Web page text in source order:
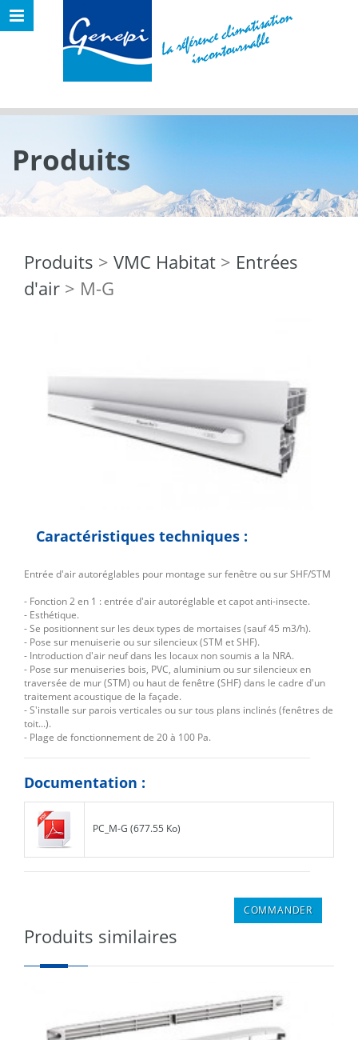
Produits
Produits > VMC Habitat > Entrées
d'air > M-G
Caractéristiques techniques :
Entrée d'air autoréglables pour montage sur fenêtre ou sur SHF/STM
- Fonction 2 en 1 : entrée d'air autoréglable et capot anti-insecte.
- Esthétique.
- Se positionnent sur les deux types de mortaises (sauf 45 m3/h).
- Pose sur menuiserie ou sur silencieux (STM et SHF).
- Introduction d'air neuf dans les locaux non soumis a la NRA.
- Pose sur menuiseries bois, PVC, aluminium ou sur silencieux en
traversée de mur (STM) ou haut de fenêtre (SHF) dans le cadre d'un
traitement acoustique de la façade.
- S'installe sur parois verticales ou sur tous plans inclinés (fenêtres de
toit...).
- Plage de fonctionnement de 20 à 100 Pa.
Documentation :
PC_M-G (677.55 Ko)
Produits similaires